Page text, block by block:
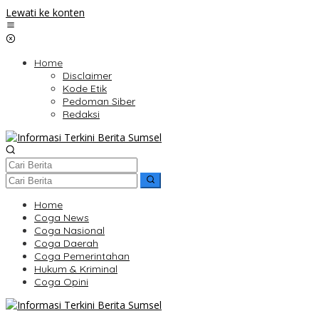
Lewati ke konten
Home
Disclaimer
Kode Etik
Pedoman Siber
Redaksi
Home
Coga News
Coga Nasional
Coga Daerah
Coga Pemerintahan
Hukum & Kriminal
Coga Opini